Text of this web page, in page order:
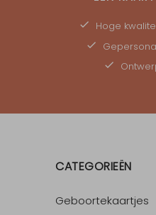
Hoge
CATEGORIEËN
Geboortekaartjes